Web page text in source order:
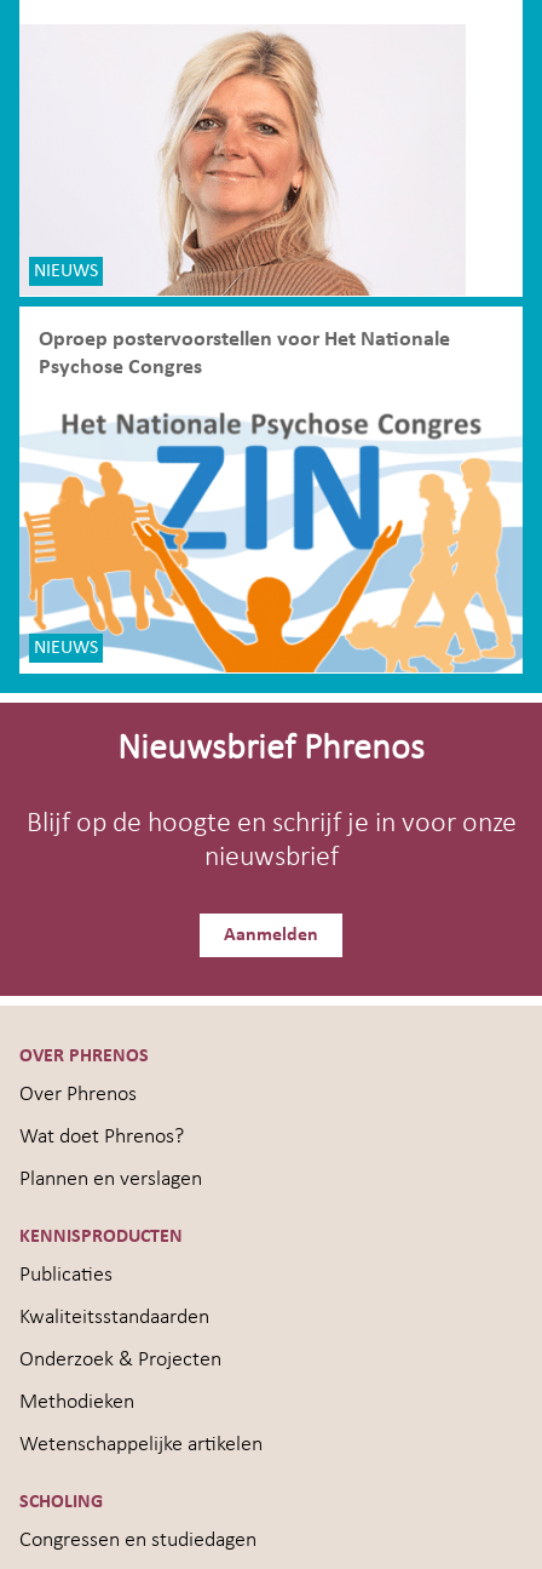
NIEUWS
Oproep postervoorstellen voor Het Nationale
Psychose Congres
NIEUWS
Site-
Nieuwsbrief Phrenos
Blijf op de hoogte en schrijf je in voor onze
nieuwsbrief
Aanmelden
OVER PHRENOS
Over Phrenos
Wat doet Phrenos?
Plannen en verslagen
KENNISPRODUCTEN
Publicaties
Kwaliteitsstandaarden
Onderzoek & Projecten
Methodieken
Wetenschappelijke artikelen
SCHOLING
Congressen en studiedagen